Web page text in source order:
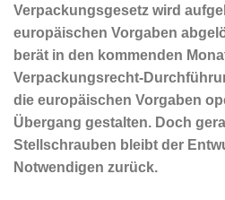
Verpackungsgesetz wird
europäischen Vorgaben
berät in den kommenden
Verpackungsrecht-
die europäischen Vorgaben
Übergang gestalten. Doch
Stellschrauben bleibt der
Notwendigen zurück.